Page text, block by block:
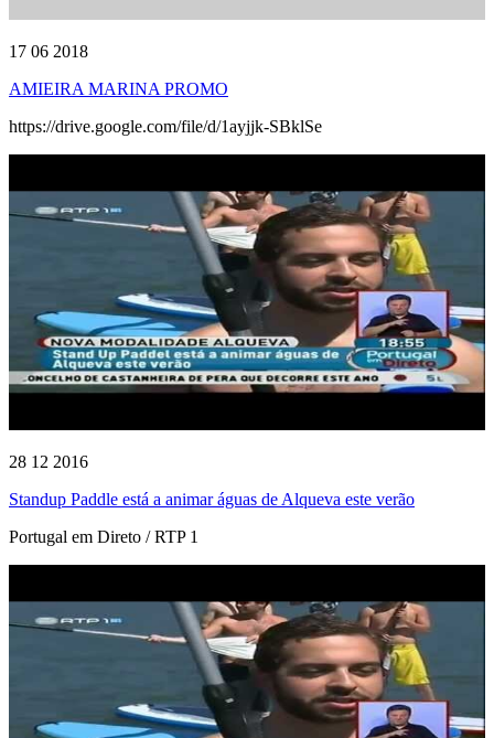
17 06 2018
AMIEIRA MARINA PROMO
https://drive.google.com/file/d/1ayjjk-SBklSe
28 12 2016
Standup Paddle está a animar águas de Alqueva este verão
Portugal em Direto / RTP 1